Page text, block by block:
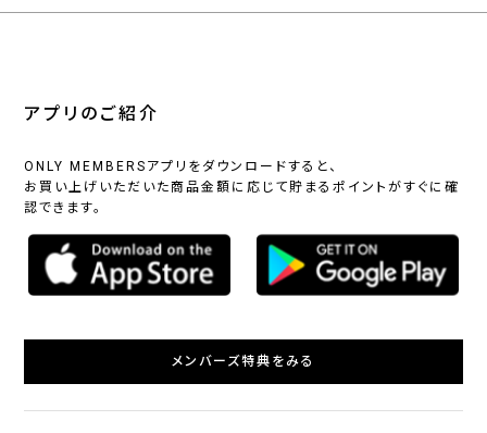
アプリのご紹介
ONLY MEMBERSアプリをダウンロードすると、
お買い上げいただいた商品金額に応じて貯まるポイントがすぐに確
認できます。
メンバーズ特典をみる